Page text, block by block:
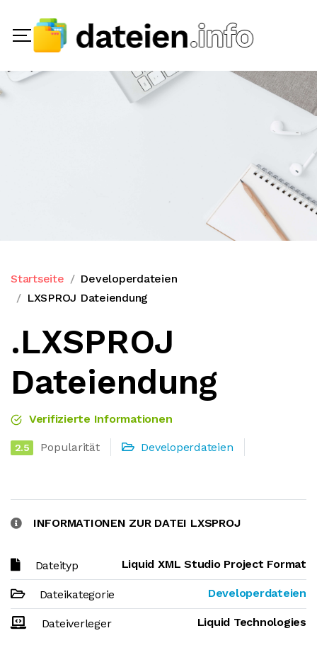
Startseite
Developerdateien
LXSPROJ Dateiendung
.LXSPROJ
Dateiendung
Verifizierte Informationen
2.5 Popularität Developerdateien
INFORMATIONEN ZUR DATEI LXSPROJ
Dateityp Liquid XML Studio Project Format
Dateikategorie Developerdateien
Dateiverleger Liquid Technologies